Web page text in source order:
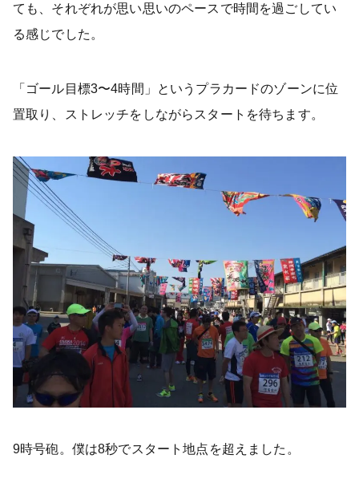
ても、それぞれが思い思いのペースで時間を過ごしてい
る感じでした。
「ゴール目標3〜4時間」というプラカードのゾーンに位
置取り、ストレッチをしながらスタートを待ちます。
9時号砲。僕は8秒でスタート地点を超えました。